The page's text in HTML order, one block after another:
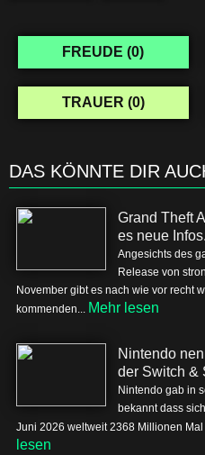
FREUDE (0)
TRAUER (0)
DAS KÖNNTE DIR
Grand Theft
es neue
Angesichts des
Release von
November gibt es nach wie vor recht
kommenden... Mehr lesen
Nintendo
der Switch &
Nintendo gab in
bekannt dass
Juni 2026 weltweit 2368 Millionen
lesen